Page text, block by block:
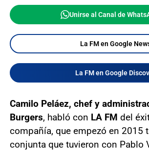
Unirse al Canal de
La FM en Google
La FM en Google
Camilo Peláez, chef y
Burgers, habló con LA FM del
compañía, que empezó en 2015
conjunta que tuvieron con Pablo